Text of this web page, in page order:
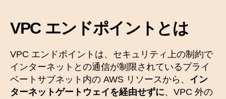
VPC エンドポイントとは
VPC エンドポイントは、セキュリティ上の制約で
インターネットとの通信が制限されているプライ
ベートサブネット内の AWS リソースから、 イン
ターネットゲートウェイを経由せずに、VPC 外の